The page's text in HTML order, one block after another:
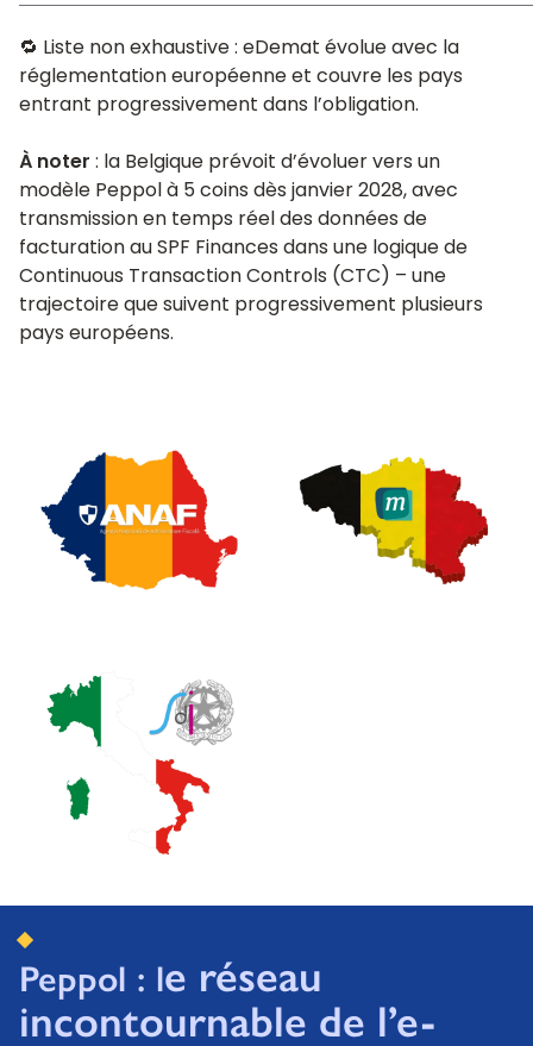
🔁 Liste non exhaustive : eDemat évolue avec la
réglementation européenne et couvre les pays
entrant progressivement dans l’obligation.
À noter : la Belgique prévoit d’évoluer vers un
modèle Peppol à 5 coins dès janvier 2028, avec
transmission en temps réel des données de
facturation au SPF Finances dans une logique de
Continuous Transaction Controls (CTC) – une
trajectoire que suivent progressivement plusieurs
pays européens.
Peppol : le réseau
incontournable de l’e-